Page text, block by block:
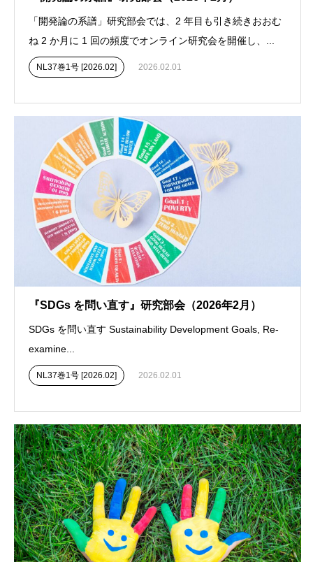
「開発論の系譜」研究部会では、2 年目も引き続きおおむ
ね 2 か月に 1 回の頻度でオンライン研究会を開催し、...
NL37巻1号 [2026.02] 2026.02.01
『SDGs を問い直す』研究部会（2026年2月）
SDGs を問い直す Sustainability Development Goals, Re-
examine...
NL37巻1号 [2026.02] 2026.02.01